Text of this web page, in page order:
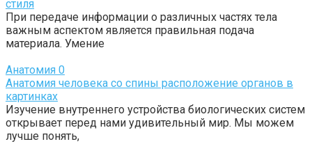
стиля
При передаче информации о различных частях тела
важным аспектом является правильная подача
материала. Умение
Анатомия 0
Анатомия человека со спины расположение органов в
картинках
Изучение внутреннего устройства биологических систем
открывает перед нами удивительный мир. Мы можем
лучше понять,